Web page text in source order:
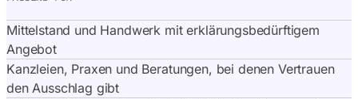
Mittelstand und Handwerk mit erklärungsbedürftigem
Angebot
Kanzleien, Praxen und Beratungen, bei denen Vertrauen
den Ausschlag gibt